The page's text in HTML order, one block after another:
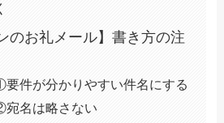
のお礼メール】書き方の注
件が分かりやすい件名にする
名は略さない